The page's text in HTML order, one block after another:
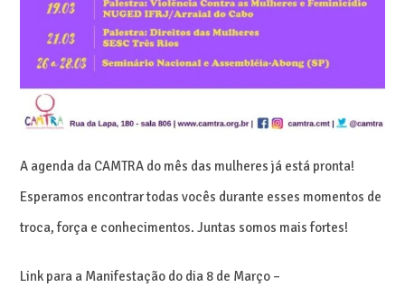
A agenda da CAMTRA do mês das mulheres já está pronta!
Esperamos encontrar todas vocês durante esses momentos de
troca, força e conhecimentos. Juntas somos mais fortes!
Link para a Manifestação do dia 8 de Março –